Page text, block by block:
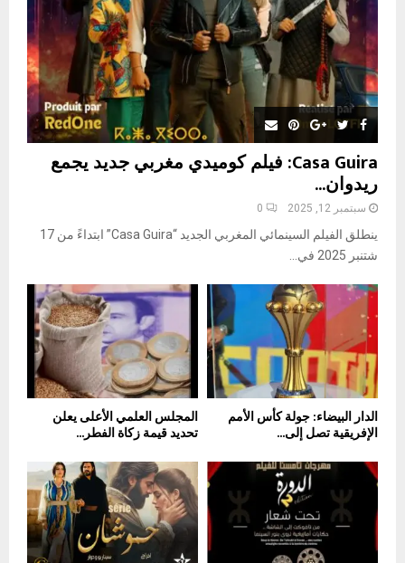
Casa Guira: فيلم كوميدي مغربي جديد يجمع
ريدوان...
سبتمبر 12, 2025 0
ينطلق الفيلم السينمائي المغربي الجديد “Casa Guira” ابتداءً من 17
شتنبر 2025 في...
المجلس العلمي الأعلى يعلن
تحديد قيمة زكاة الفطر...
الدار البيضاء: جولة كأس الأمم
الإفريقية تصل إلى...